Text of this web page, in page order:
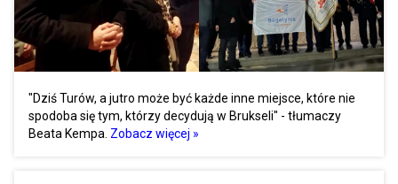
"Dziś Turów, a jutro może być każde inne miejsce, które nie
spodoba się tym, którzy decydują w Brukseli" - tłumaczy
Beata Kempa. Zobacz więcej »